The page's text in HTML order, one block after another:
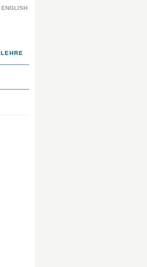
ENGLISH
LEHRE